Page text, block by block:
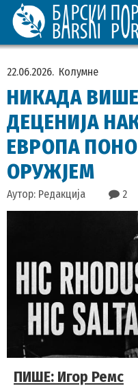
22.06.2026. Колумне
НИКАДА
ДЕЦЕНИЈА
ЕВРОПА
ОРУЖЈЕМ
Аутор: Редакција 2
ПИШЕ: Игор Ремс